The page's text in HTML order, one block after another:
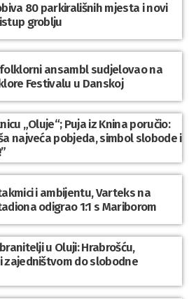
80 parkirališnih mjesta i novi
groblju
ansambl sudjelovao na
Festivalu u Danskoj
„Oluje“; Puja iz Knina poručio:
najveća pobjeda, simbol slobode i
i ambijentu, Varteks na
odigrao 1:1 s Mariborom
u Oluji: Hrabrošću,
zajedništvom do slobodne